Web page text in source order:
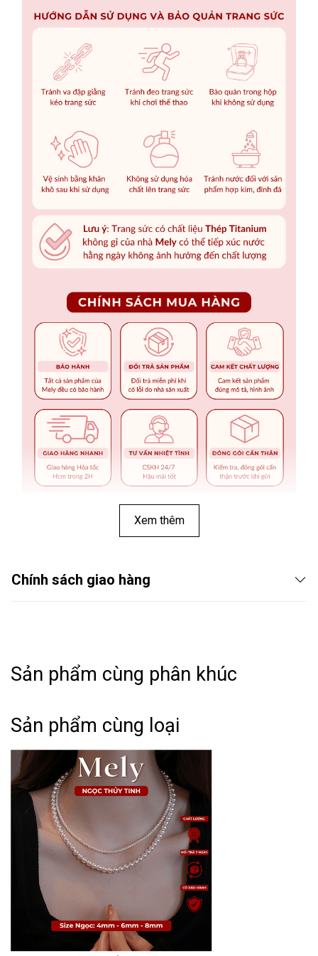
➤ Tên hàng hóa: Dây chuyền titan không đen gỉ sợi đôi
thời trang nữ tính VV82 (HAI KHÓA CÓ THỂ TÁCH RỜI
LÀM 2 SỢI )
➤ Phong cách: Basic - Classic - Minimalism.
➤ Kiểu dáng: Thanh lịch, thời trang theo xu hướng, dễ
phối đồ.
➤ Thiết kế: Tinh xảo, tỉ mĩ, độ hoàn thiện cao
HƯỚNG DẪN BẢO QUẢN:
➤ Vệ sinh sản phẩm loại bỏ mồ hôi, bụi bẩn sau khi sử
dung.
➤ Bảo quản trong túi hoặc hộp kín riêng từng mẫu.
➤ Tránh va đập, chơi thể thao, vận động mạnh khi đeo
Xem thêm
Chính sách giao hàng
Sản phẩm cùng phân khúc
Sản phẩm cùng loại